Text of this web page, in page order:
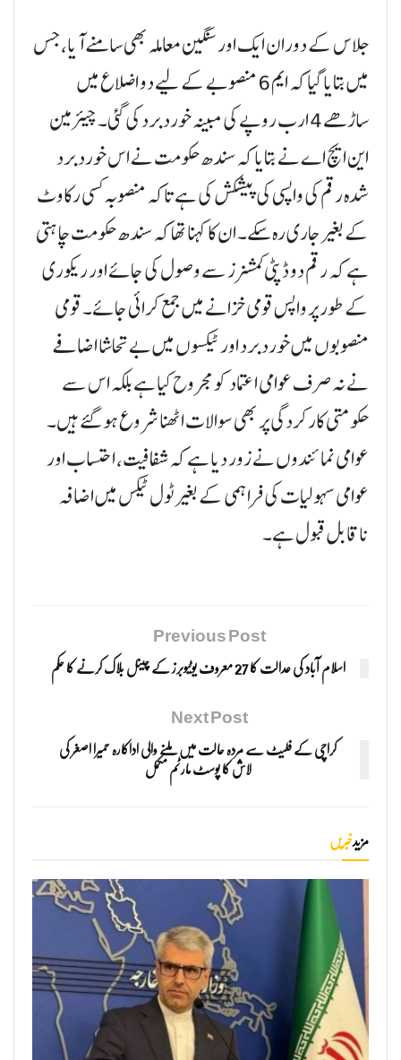
جلاس کے دوران ایک اور سنگین معاملہ بھی سامنے آیا، جس
میں بتایا گیا کہ ایم 6 منصوبے کے لیے دو اضلاع میں
ساڑھے 4 ارب روپے کی مبینہ خورد برد کی گئی۔ چیئرمین
این ایچ اے نے بتایا کہ سندھ حکومت نے اس خورد برد
شدہ رقم کی واپسی کی پیشکش کی ہے تاکہ منصوبہ کسی رکاوٹ
کے بغیر جاری رہ سکے۔ ان کا کہنا تھا کہ سندھ حکومت چاہتی
ہے کہ رقم دو ڈپٹی کمشنرز سے وصول کی جائے اور ریکوری
کے طور پر واپس قومی خزانے میں جمع کرائی جائے۔ قومی
منصوبوں میں خورد برد اور ٹیکسوں میں بے تحاشا اضافے
نے نہ صرف عوامی اعتماد کو مجروح کیا ہے بلکہ اس سے
حکومتی کارکردگی پر بھی سوالات اٹھنا شروع ہو گئے ہیں۔
عوامی نمائندوں نے زور دیا ہے کہ شفافیت، احتساب اور
عوامی سہولیات کی فراہمی کے بغیر ٹول ٹیکس میں اضافہ
ناقابل قبول ہے۔
Previous Post
اسلام آباد کی عدالت کا 27 معروف یوٹیوبرز کے چینل بلاک کرنے کا حکم
Next Post
کراچی کے فلیٹ سے مردہ حالت میں ملنے والی اداکارہ حمیرا اصغر کی
لاش کا پوسٹ مارٹم مکمل
مزیدخبریں